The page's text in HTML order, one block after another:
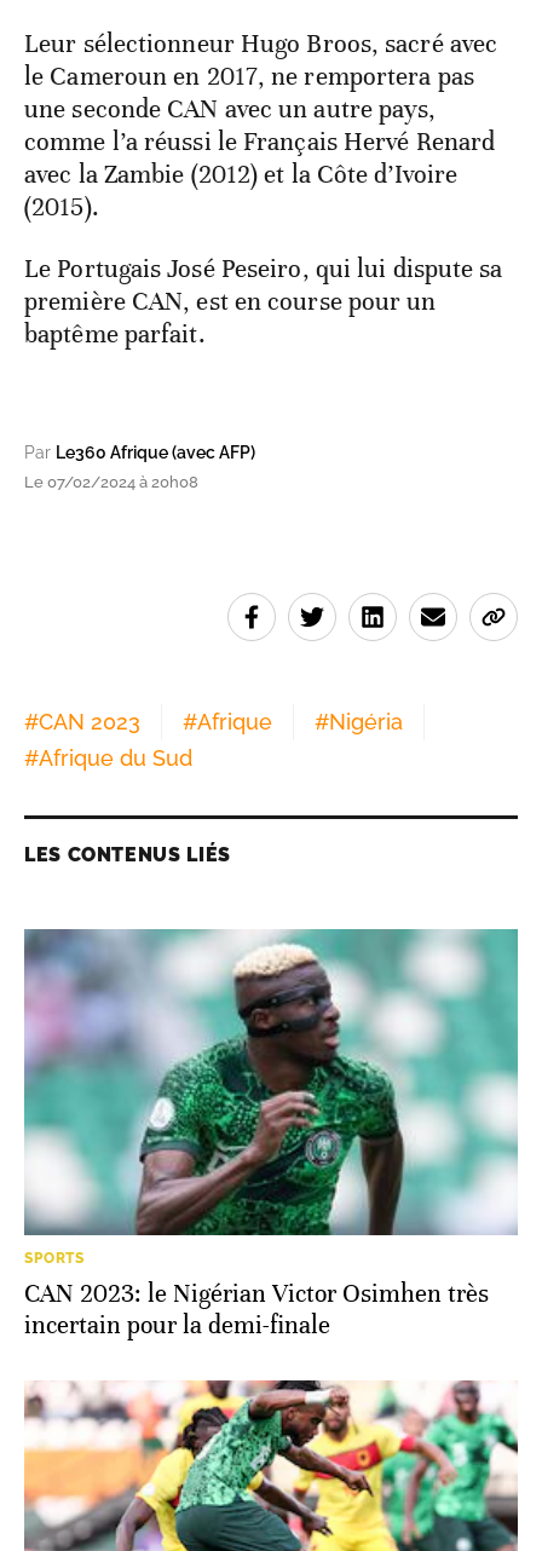
Leur sélectionneur Hugo Broos, sacré avec
le Cameroun en 2017, ne remportera pas
une seconde CAN avec un autre pays,
comme l’a réussi le Français Hervé Renard
avec la Zambie (2012) et la Côte d’Ivoire
(2015).
Le Portugais José Peseiro, qui lui dispute sa
première CAN, est en course pour un
baptême parfait.
Par Le360 Afrique (avec AFP)
Le 07/02/2024 à 20h08
#CAN 2023 #Afrique #Nigéria
#Afrique du Sud
LES CONTENUS LIÉS
SPORTS
CAN 2023: le Nigérian Victor Osimhen très
incertain pour la demi-finale